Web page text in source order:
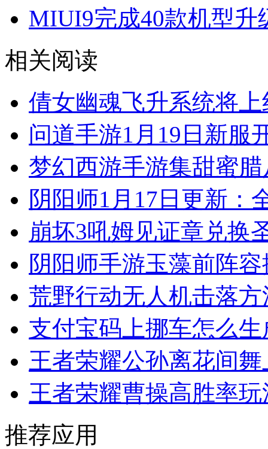
MIUI9完成40款机型
相关阅读
倩女幽魂飞升系统将
问道手游1月19日新服
梦幻西游手游集甜蜜
阴阳师1月17日更新：
崩坏3吼姆见证章兑换
阴阳师手游玉藻前阵
荒野行动无人机击落
支付宝码上挪车怎么生
王者荣耀公孙离花间
王者荣耀曹操高胜率
推荐应用